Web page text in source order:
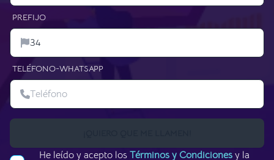
PREFIJO
TELÉFONO-WHATSAPP
He leído y acepto los Términos y Condiciones y la